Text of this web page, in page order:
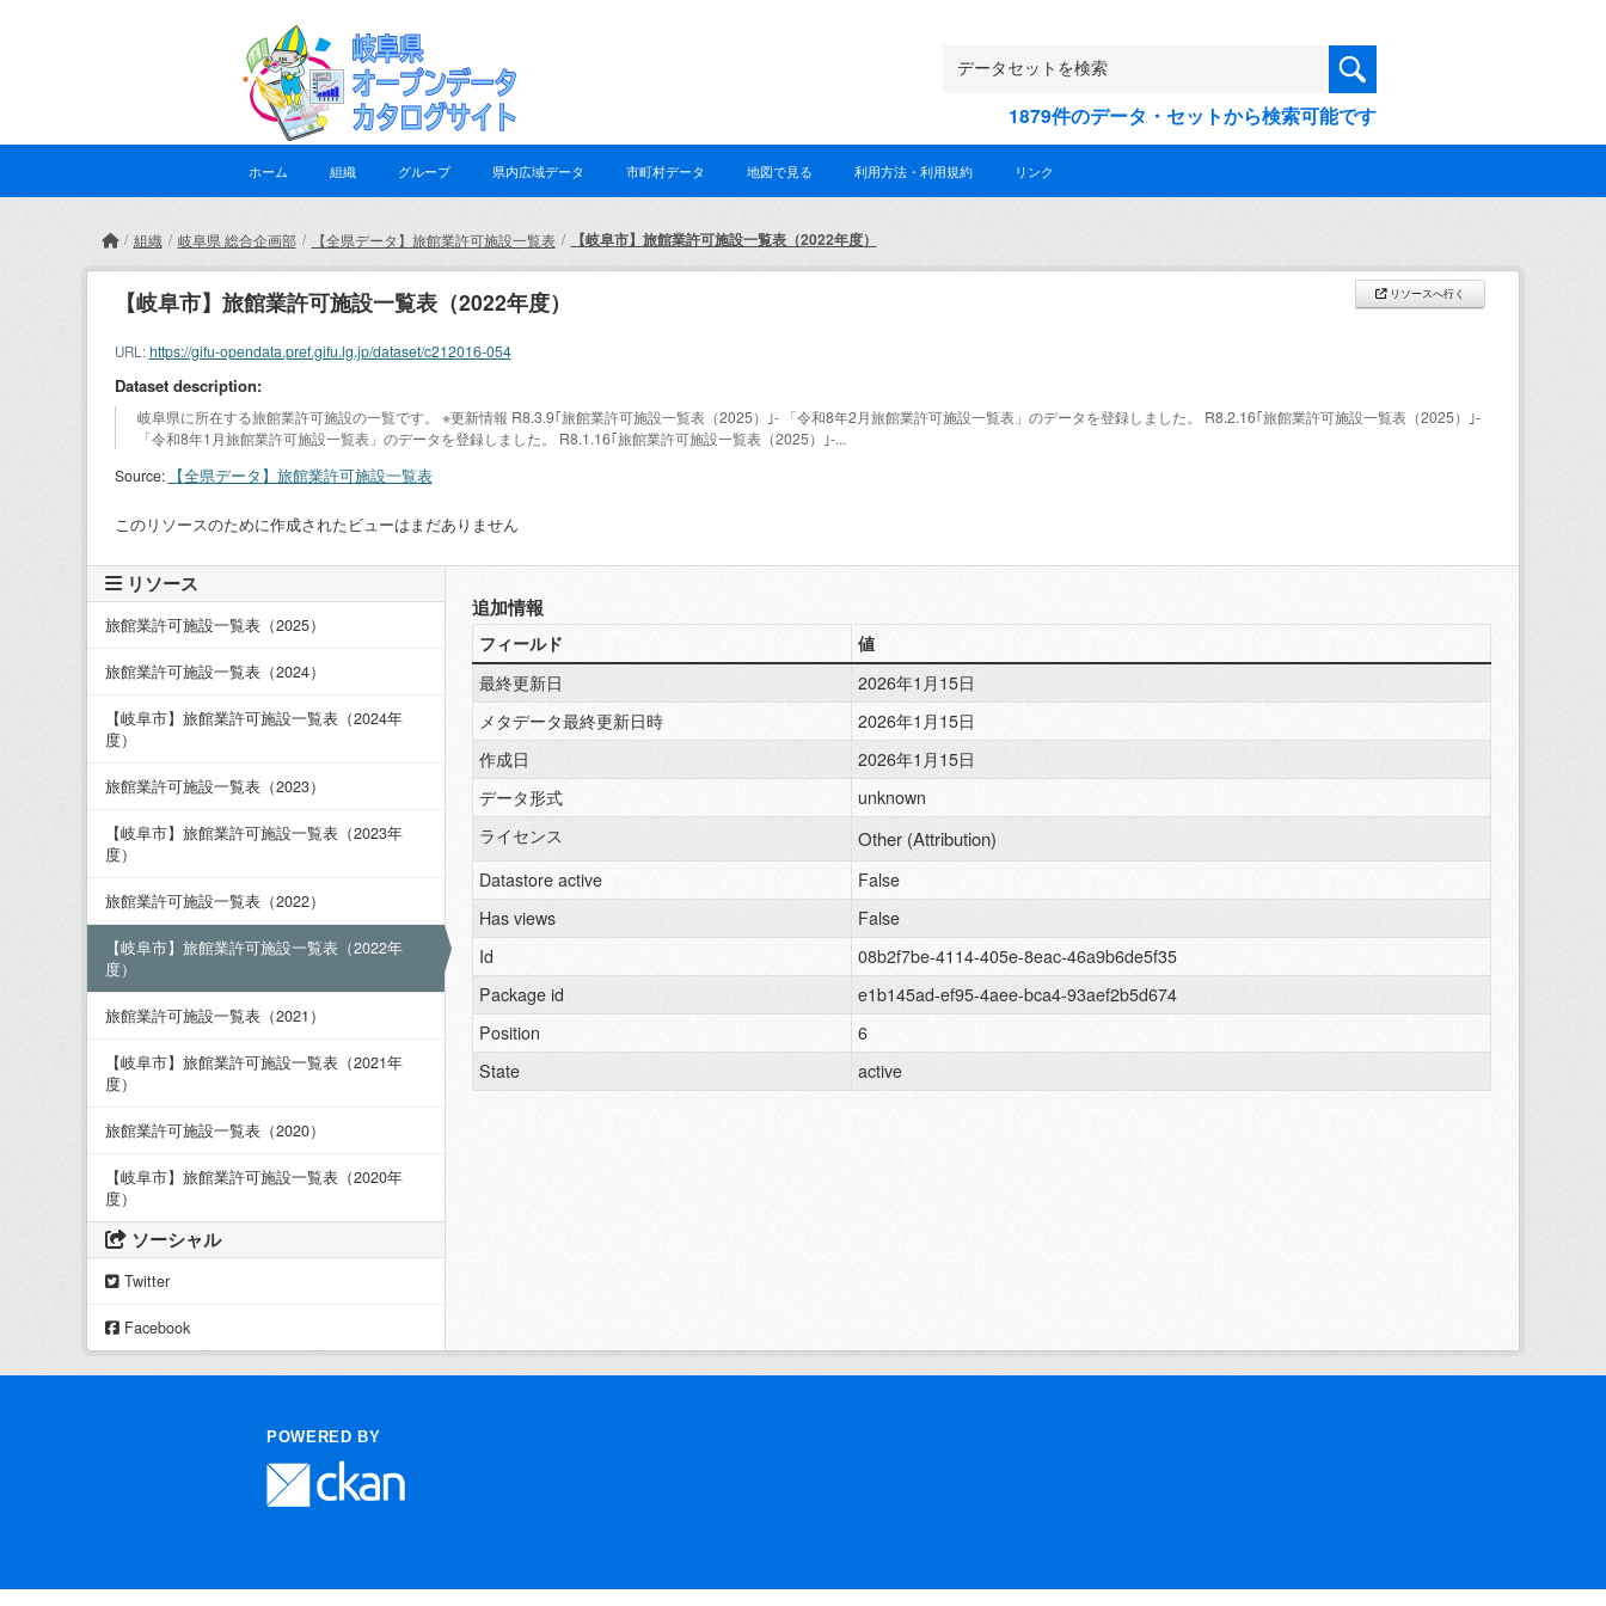
1879件のデータ・セットから検索可能です
ホーム 組織 グループ 県内広域データ 市町村データ 地図で見る 利用方法・利用規約 リンク
組織 岐阜県 総合企画部 【全県データ】旅館業許可施設一覧表 【岐阜市】旅館業許可施設一覧表（2022年度）
リソースへ行く
【岐阜市】旅館業許可施設一覧表（2022年度）
URL:https://gifu-opendata.pref.gifu.lg.jp/dataset/c212016-054
Dataset description:
岐阜県に所在する旅館業許可施設の一覧です。 ※更新情報 R8.3.9｢旅館業許可施設一覧表（2025）｣- 「令和8年2月旅館業許可施設一覧表」のデータを登録しました。 R8.2.16｢旅館業許可施設一覧表（2025）｣-
「令和8年1月旅館業許可施設一覧表」のデータを登録しました。 R8.1.16｢旅館業許可施設一覧表（2025）｣-...
Source:
【全県データ】旅館業許可施設一覧表
このリソースのために作成されたビューはまだありません
リソース
旅館業許可施設一覧表（2025）
旅館業許可施設一覧表（2024）
【岐阜市】旅館業許可施設一覧表（2024年
度）
旅館業許可施設一覧表（2023）
【岐阜市】旅館業許可施設一覧表（2023年
度）
旅館業許可施設一覧表（2022）
【岐阜市】旅館業許可施設一覧表（2022年
度）
旅館業許可施設一覧表（2021）
【岐阜市】旅館業許可施設一覧表（2021年
度）
旅館業許可施設一覧表（2020）
【岐阜市】旅館業許可施設一覧表（2020年
度）
ソーシャル
Twitter
Facebook
追加情報
フィールド
値
最終更新日
2026年1月15日
メタデータ最終更新日時
2026年1月15日
作成日
2026年1月15日
データ形式
unknown
ライセンス
Other (Attribution)
Datastore active
False
Has views
False
Id
08b2f7be-4114-405e-8eac-46a9b6de5f35
Package id
e1b145ad-ef95-4aee-bca4-93aef2b5d674
Position
6
State
active
POWERED BY